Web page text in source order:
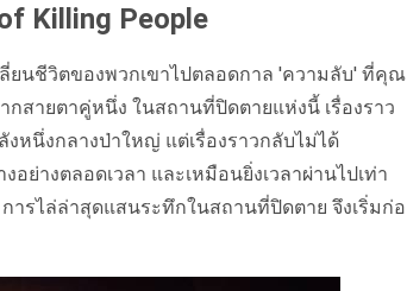
Killing People
ยนชีวิตของพวกเขาไปตลอดกาล 'ความลับ' ที่คุณ
กสายตาคู่หนึ่ง ในสถานที่ปิดตายแห่งนี้ เรื่องราว
หนึ่งกลางป่าใหญ่ แต่เรื่องราวกลับไม่ได้
ย่างตลอดเวลา และเหมือนยิ่งเวลาผ่านไปเท่า
ารไล่ล่าสุดแสนระทึกในสถานที่ปิดตาย จึงเริ่มก่อ